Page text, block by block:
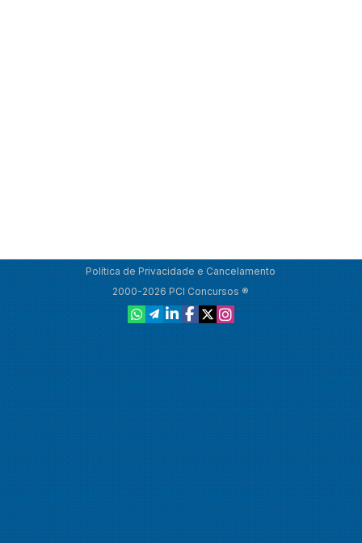
Política de Privacidade e Cancelamento
2000-2026 PCI Concursos ®